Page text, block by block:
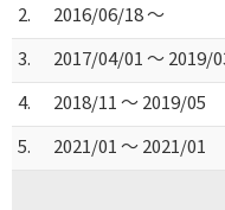
2.
2016/06/18 ～
3.
2017/04/01 ～ 2019/
4.
2018/11 ～ 2019/05
5.
2021/01 ～ 2021/01